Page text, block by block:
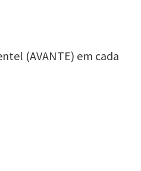
(AVANTE) em cada